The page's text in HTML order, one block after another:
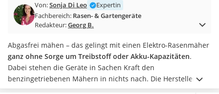
Bohrmaschine
Tiefbrunnenpumpe
Hochdruckreiniger
Doppelschleifer
Überwachungskamera
Benzinrasenmäher mit Elektrostart
Akku-Laubsauger
Von:Sonja Di Leo
Expertin
Fachbereich: Rasen- & Gartengeräte
Redakteur:Georg B.
Abgasfrei mähen – das gelingt mit einen Elektro-Rasenmäher
ganz ohne Sorge um Treibstoff oder Akku-Kapazitäten.
Dabei stehen die Geräte in Sachen Kraft den
benzingetriebenen Mähern in nichts nach. Die Hersteller
haben in eigenen Tests auch geprüft, welcher Mäher für